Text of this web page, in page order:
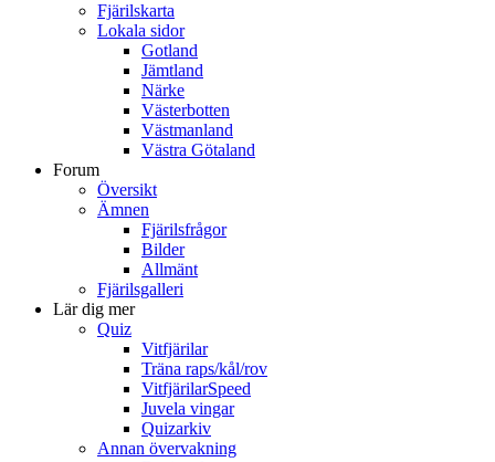
Fjärilskarta
Lokala sidor
Gotland
Jämtland
Närke
Västerbotten
Västmanland
Västra Götaland
Forum
Översikt
Ämnen
Fjärilsfrågor
Bilder
Allmänt
Fjärilsgalleri
Lär dig mer
Quiz
Vitfjärilar
Träna raps/kål/rov
VitfjärilarSpeed
Juvela vingar
Quizarkiv
Annan övervakning